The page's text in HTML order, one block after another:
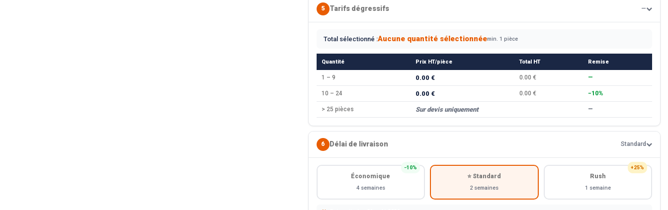
5 Tarifs dégressifs —
Total sélectionné :Aucune quantité sélectionnéemin. 1 pièce
Quantité Prix HT/pièce Total HT Remise
1 – 9 0.00 € 0.00 € —
10 – 24 0.00 € 0.00 € −10%
> 25 pièces Sur devis uniquement —
6 Délai de livraison Standard
−10%
Économique
4 semaines
⭐ Standard
2 semaines
+25%
Rush
1 semaine